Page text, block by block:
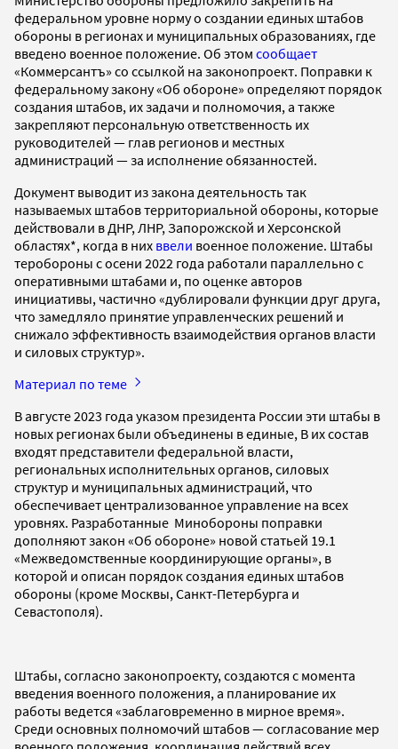
федеральном уровне норму о создании единых штабов
обороны в регионах и муниципальных образованиях, где
введено военное положение. Об этом сообщает
«Коммерсантъ» со ссылкой на законопроект. Поправки к
федеральному закону «Об обороне» определяют порядок
создания штабов, их задачи и полномочия, а также
закрепляют персональную ответственность их
руководителей — глав регионов и местных
администраций — за исполнение обязанностей.
Документ выводит из закона деятельность так
называемых штабов территориальной обороны, которые
действовали в ДНР, ЛНР, Запорожской и Херсонской
областях*, когда в них ввели военное положение. Штабы
теробороны с осени 2022 года работали параллельно с
оперативными штабами и, по оценке авторов
инициативы, частично «дублировали функции друг друга,
что замедляло принятие управленческих решений и
снижало эффективность взаимодействия органов власти
и силовых структур».
Материал по теме
В августе 2023 года указом президента России эти штабы в
новых регионах были объединены в единые, В их состав
входят представители федеральной власти,
региональных исполнительных органов, силовых
структур и муниципальных администраций, что
обеспечивает централизованное управление на всех
уровнях. Разработанные Минобороны поправки
дополняют закон «Об обороне» новой статьей 19.1
«Межведомственные координирующие органы», в
которой и описан порядок создания единых штабов
обороны (кроме Москвы, Санкт-Петербурга и
Севастополя).
Штабы, согласно законопроекту, создаются с момента
введения военного положения, а планирование их
работы ведется «заблаговременно в мирное время».
Среди основных полномочий штабов — согласование мер